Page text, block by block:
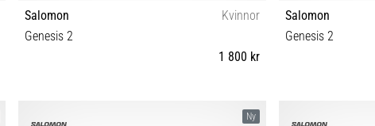
Salomon
Kvinnor
Genesis 2
1 800 kr
Salomon
Genesis 2
Ny